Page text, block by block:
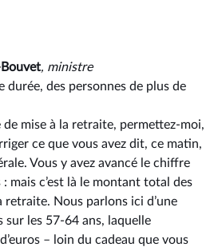
, ministre
des personnes de plus de
de mise à la retraite, permettez-moi,
ce que vous avez dit, ce matin,
Vous y avez avancé le chiffre
mais c’est là le montant total des
retraite. Nous parlons ici d’une
sur les 57-64 ans, laquelle
–⁠ loin du cadeau que vous